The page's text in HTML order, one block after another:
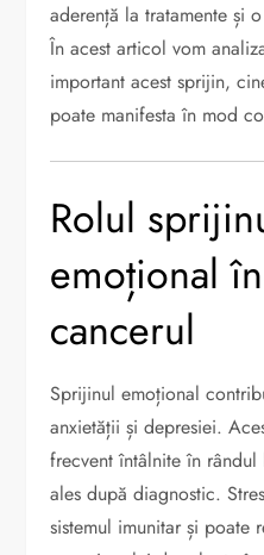
aderență la tratamente și
În acest articol vom
important acest sprijin,
poate manifesta în mod
Rolul
emoțional
cancerul
Sprijinul emoțional
anxietății și depresiei.
frecvent întâlnite în
ales după diagnostic.
sistemul imunitar și poate